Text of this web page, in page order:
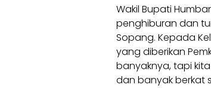
Wakil Bupati
penghiburan dan
Sopang. Kepada
yang diberikan
banyaknya, tapi
dan banyak berkat